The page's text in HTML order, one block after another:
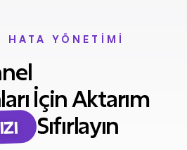
HATA YÖNETİMİ
İçin Aktarım
Sıfırlayın